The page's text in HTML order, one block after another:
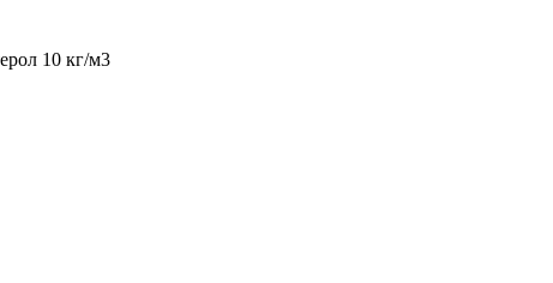
10 кг/м3